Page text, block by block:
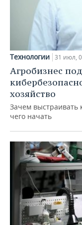
Технологии 31 июл,
Агробизнес
хозяйство
Зачем выстраивать
чего начать